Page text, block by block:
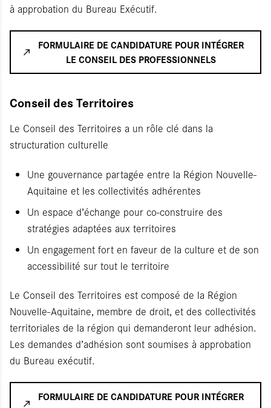
à approbation du Bureau Exécutif.
FORMULAIRE DE CANDIDATURE POUR INTÉGRER
LE CONSEIL DES PROFESSIONNELS
Conseil des Territoires
Le Conseil des Territoires a un rôle clé dans la
structuration culturelle
Une gouvernance partagée entre la Région Nouvelle-
Aquitaine et les collectivités adhérentes
Un espace d’échange pour co-construire des
stratégies adaptées aux territoires
Un engagement fort en faveur de la culture et de son
accessibilité sur tout le territoire
Le Conseil des Territoires est composé de la Région
Nouvelle-Aquitaine, membre de droit, et des collectivités
territoriales de la région qui demanderont leur adhésion.
Les demandes d’adhésion sont soumises à approbation
du Bureau exécutif.
FORMULAIRE DE CANDIDATURE POUR INTÉGRER